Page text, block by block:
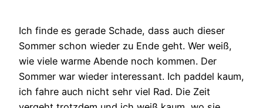
Ich finde es gerade Schade, dass auch dieser
Sommer schon wieder zu Ende geht. Wer weiß,
wie viele warme Abende noch kommen. Der
Sommer war wieder interessant. Ich paddel kaum,
ich fahre auch nicht sehr viel Rad. Die Zeit